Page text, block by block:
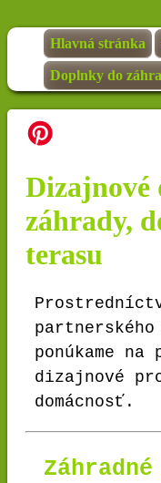
Hlavná stránka
Doplnky do
Dizajnové
záhrady,
terasu
partnerského
ponúkame
dizajnové
domácnosť.